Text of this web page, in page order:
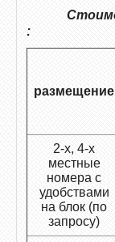
:
размещение
2-х, 4-х
местные
номера с
удобствами
на блок (по
запросу)